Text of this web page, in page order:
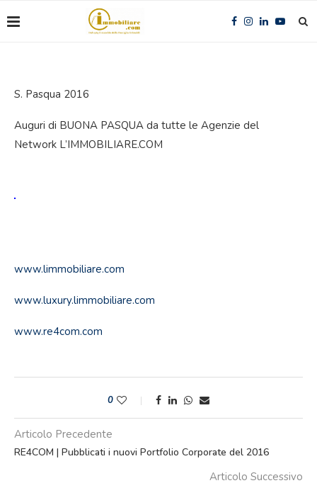
S. Pasqua 2016
Auguri di BUONA PASQUA da tutte le Agenzie del
Network L’IMMOBILIARE.COM
www.limmobiliare.com
www.luxury.limmobiliare.com
www.re4com.com
0
Articolo Precedente
RE4COM | Pubblicati i nuovi Portfolio Corporate del 2016
Articolo Successivo